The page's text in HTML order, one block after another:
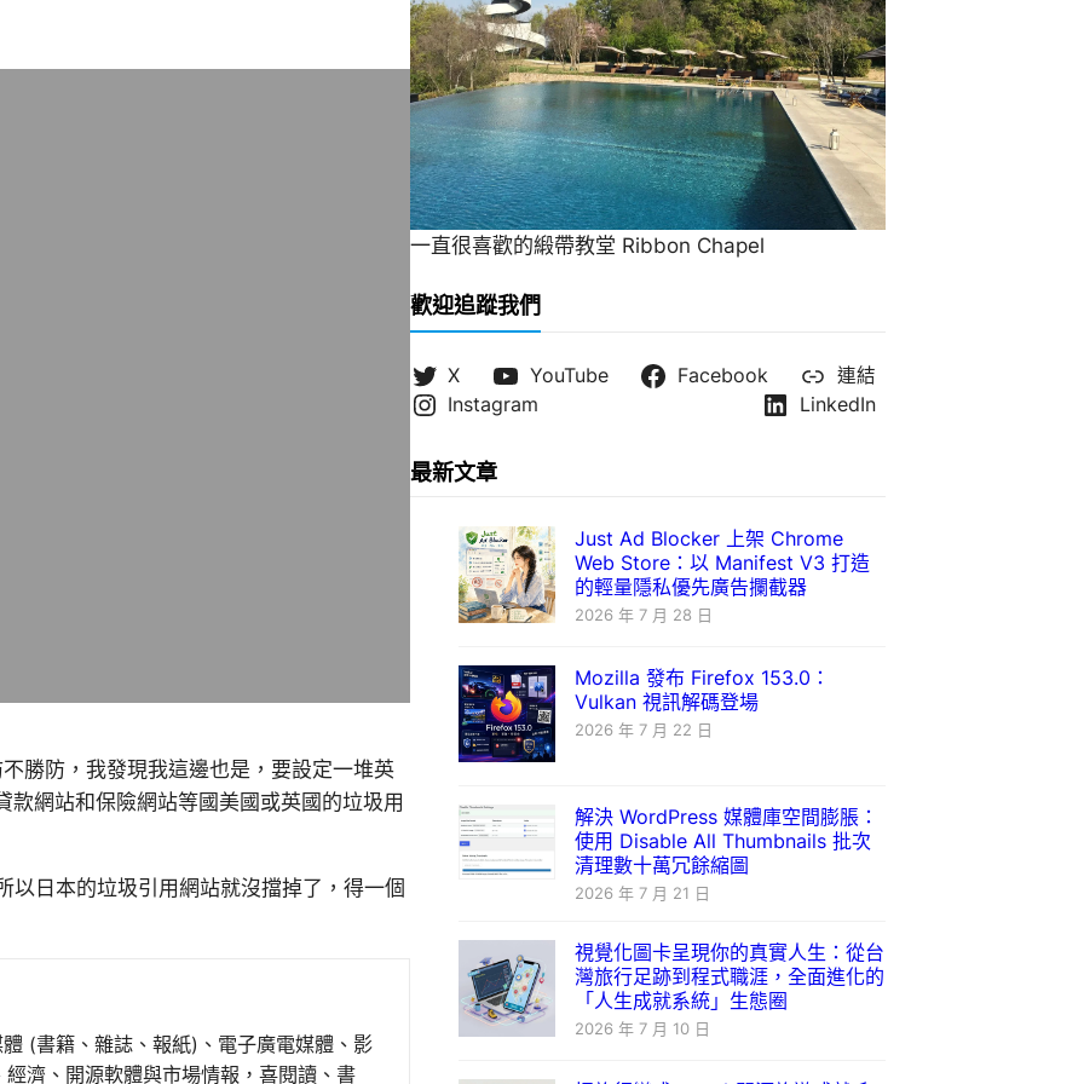
勝防，我發現我這邊也是，要設定一堆英
網站和保險網站等國美國或英國的垃圾用
日本的垃圾引用網站就沒擋掉了，得一個
(書籍、雜誌、報紙)、電子廣電媒體、影
濟、開源軟體與市場情報，喜閱讀、書
一直很喜歡的緞帶教堂 Ribbon Chapel
歡迎追蹤我們
X YouTube Facebook
連結
Instagram
LinkedIn
最新文章
Just Ad Blocker 上架 Chrome
Web Store：以 Manifest V3 打造
的輕量隱私優先廣告攔截器
2026 年 7 月 28 日
Mozilla 發布 Firefox 153.0：
Vulkan 視訊解碼登場
2026 年 7 月 22 日
解決 WordPress 媒體庫空間膨脹：
使用 Disable All Thumbnails 批次
清理數十萬冗餘縮圖
2026 年 7 月 21 日
視覺化圖卡呈現你的真實人生：從台
灣旅行足跡到程式職涯，全面進化的
「人生成就系統」生態圈
2026 年 7 月 10 日